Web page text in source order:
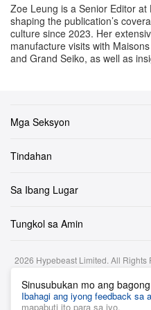
Ringna kahindik-hindik na
WACKO MARIA ay
Americana-rooted na
washed denim kasama
pamamagitan ng Drop 4
at isang panibagong batch
Silipin sa ibaba ang 8
Rizla x Palace
Zoe Leung is a Senior Editor
shaping the publication’s
culture since 2023. Her
manufacture visits with
and Grand Seiko, as well as
Mga Seksyon
Tindahan
Sa Ibang Lugar
Tungkol sa Amin
2026 Hypebeast Limited. All Rights
Mga Tuntunin at Kundisyon |
Disclaimer
Sinusubukan mo ang
Ibahagi ang iyong feedback sa
mapabuti ito para sa iyo.